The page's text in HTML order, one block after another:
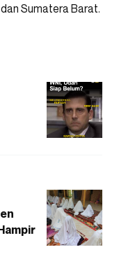
Sumatera Barat.